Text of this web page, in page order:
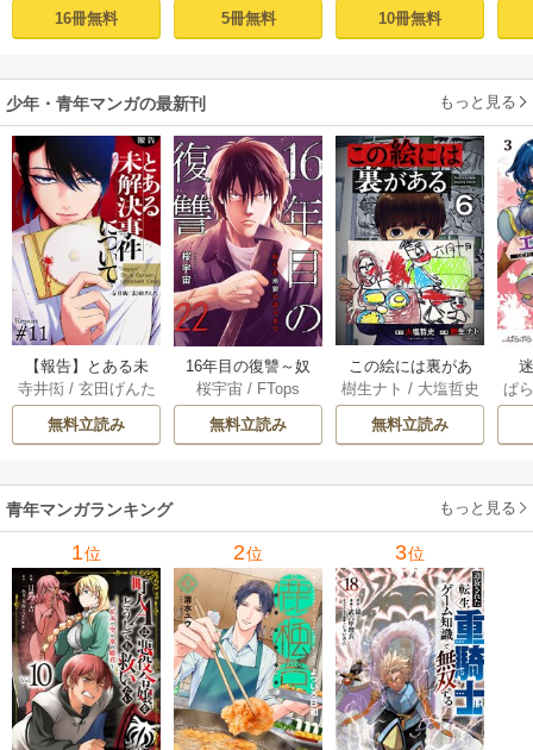
16冊無料 5冊無料 10冊無料
少年・青年マンガの最新刊 もっと見る
【報告】とある未
解決事件について 1
1巻
寺井衒/ 玄田げんた
無料立読み
16年目の復讐～奴
らを地獄に送るま
で 22巻
桜宇宙 / FTops
無料立読み
この絵には裏があ
る 6巻
樹生ナト / 大塩哲史
無料立読み
ぱ
青年マンガランキング もっと見る
1位 2位 3位